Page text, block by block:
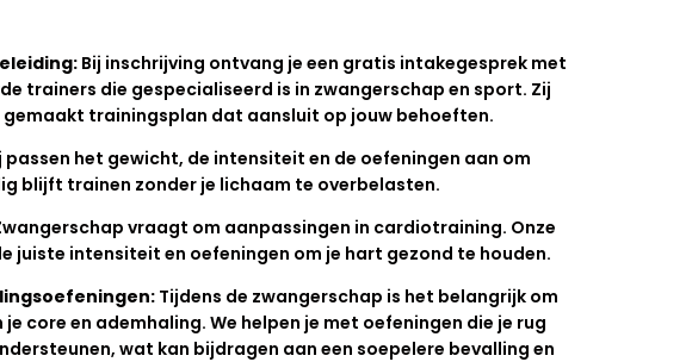
Bij inschrijving ontvang je een gratis intakegesprek met
trainers die gespecialiseerd is in zwangerschap en sport. Zij
gemaakt trainingsplan dat aansluit op jouw behoeften.
passen het gewicht, de intensiteit en de oefeningen aan om
blijft trainen zonder je lichaam te overbelasten.
vraagt om aanpassingen in cardiotraining. Onze
juiste intensiteit en oefeningen om je hart gezond te houden.
Tijdens de zwangerschap is het belangrijk om
core en ademhaling. We helpen je met oefeningen die je rug
wat kan bijdragen aan een soepelere bevalling en